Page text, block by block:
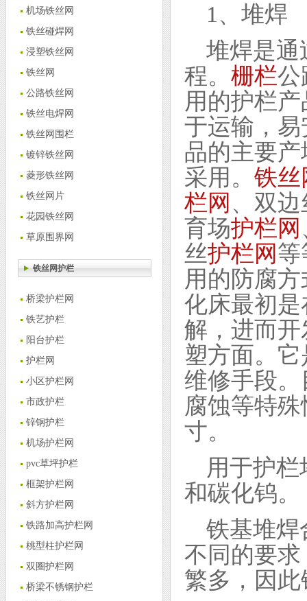
机场铁丝网
铁丝碰焊网
浸塑铁丝网
铁丝网
公路铁丝网
铁丝电焊网
铁丝网围栏
镀锌铁丝网
菱形铁丝网
铁丝网片
花园铁丝网
草原围界网
铁丝网护栏
桥梁护栏网
铁艺护栏
阳台护栏
护栏网
小区护栏网
市政护栏
锌钢护栏
机场护栏网
pvc草坪护栏
框架护栏网
斜方护栏网
铁路加高护栏网
桃型柱护栏网
双圈护栏网
桥梁不锈钢护栏
1、堆焊
堆焊是通
程。 栅栏公
用的护栏
于运输，
品的主要
采用。 铁丝
栏网 、双边
育场护栏网
丝护栏网等
用的防腐
化床最初
解，进而
塑方面。
维修手段
腐蚀等特
寸。
用于护
和碳化钨。
铁基堆焊
不同的要
繁多，因